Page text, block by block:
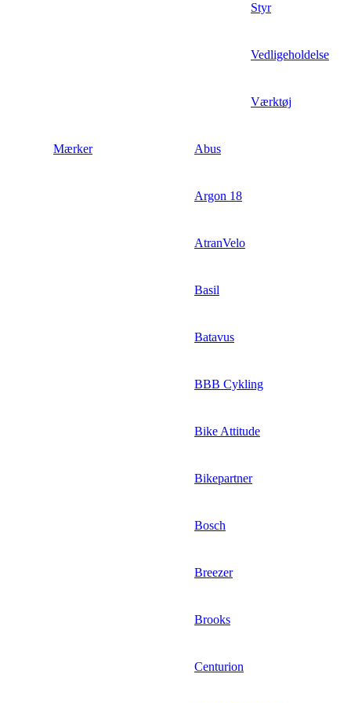
Styr
Vedligeholdelse
Værktøj
Mærker Abus
Argon 18
AtranVelo
Basil
Batavus
BBB Cykling
Bike Attitude
Bikepartner
Bosch
Breezer
Brooks
Centurion